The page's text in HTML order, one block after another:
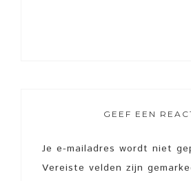
GEEF EEN
Je e-mailadres wordt niet
Vereiste velden zijn